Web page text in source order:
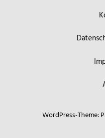
WordPress-Theme: